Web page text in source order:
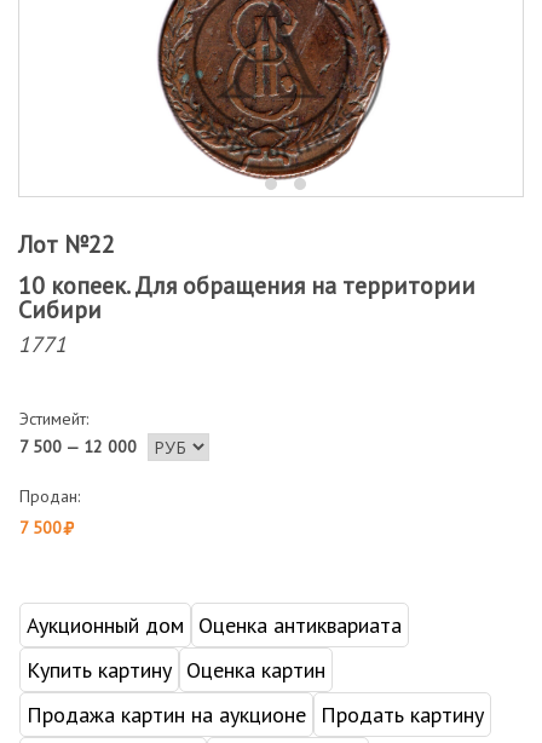
Лот №22
10 копеек. Для обращения на территории
Сибири
1771
Эстимейт:
7 500 — 12 000
Продан:
7 500
Аукционный дом
Оценка антиквариата
Купить картину Оценка картин
Продажа картин на аукционе
Продать картину